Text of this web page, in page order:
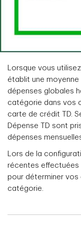
Lorsque vous
établit une moyenne
dépenses globales
catégorie dans vos
carte de crédit TD.
Dépense TD sont
dépenses
Lors de la
récentes effectuées
pour déterminer vos
catégorie.